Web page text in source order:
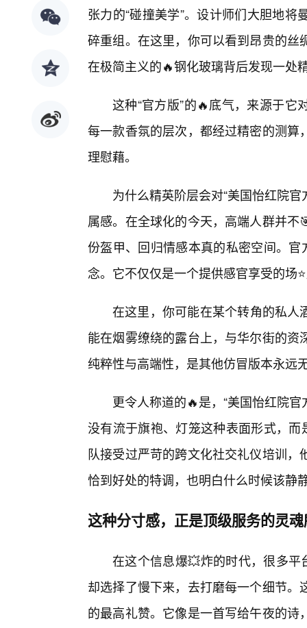
张力的“碰撞美学”。设计师们大胆地
碎重组。在这里，你可以看到昂贵的
在极简主义的🔥钢化玻璃背后发现一处
这种“官方版”的🔥底气，来源于
每一款香氛的层次，都经过精密的测
理慰藉。
为什么精英阶层会对“美国怡红院
属感。在全球化的今天，高端人群并
份盔甲、回归情感本真的私密空间。
念。它不仅仅是一个提供感官享受的场
在这里，你可能在某个转角的私
能在烟雾缭绕的露台上，与华尔街的
纯粹性与高端性，是其他仿冒版本永远
更令人称道的🔥是，“美国怡红院
没有流于旗袍、灯笼这种表面形式，
队接受过严苛的跨文化社交礼仪培训
恰到好处的特调，也明白什么时候该静
这种分寸感，正是顶级服务的灵
在这个信息爆💥炸的时代，很多平
却选择了慢下来，去打磨每一个细节
的最高礼赞。它像是一首写给午夜的